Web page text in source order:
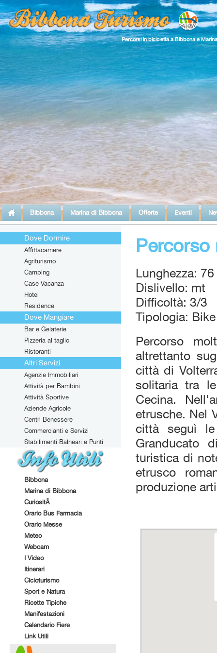
Percorsi in bicicletta a Bibbona e
Bibbona Marina di Bibbona Offerte Eventi
Dove Dormire
Affittacamere
Agriturismo
Camping
Case Vacanza
Hotel
Residence
Dove Mangiare
Bar e Gelaterie
Pizzeria al taglio
Ristoranti
Altri Servizi
Agenzie Immobiliari
Attività per Bambini
Attività Sportive
Aziende Agricole
Centri Benessere
Commercianti e Servizi
Stabilimenti Balneari e Punti
Attrezzati
Bibbona
Marina di Bibbona
CuriositÃ
Orario Bus Farmacia
Orario Messe
Meteo
Webcam
I Video
Itinerari
Cicloturismo
Sport e Natura
Ricette Tipiche
Manifestazioni
Calendario Fiere
Link Utili
Percorso
Lunghezza:
Dislivello: mt
Difficoltà: 3/3
Tipologia: Bike
Percorso
altrettanto
città di
solitaria tra
Cecina.
etrusche. Nel
città seguì
Granducato
turistica di
etrusco
produzione